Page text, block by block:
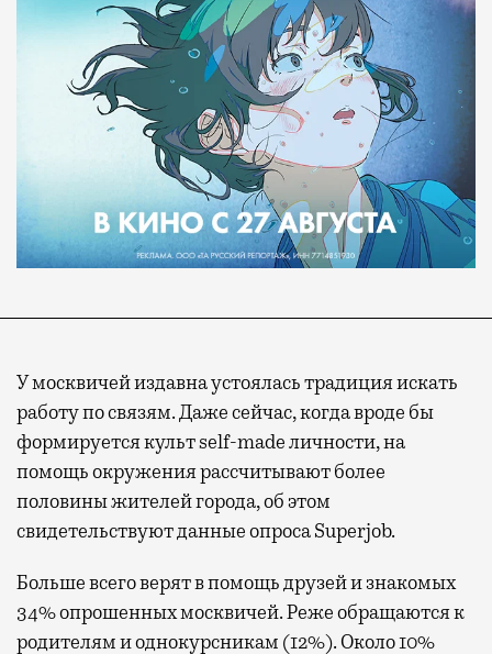
У москвичей издавна устоялась традиция искать
работу по связям. Даже сейчас, когда вроде бы
формируется культ self-made личности, на
помощь окружения рассчитывают более
половины жителей города, об этом
свидетельствуют данные опроса Superjob.
Больше всего верят в помощь друзей и знакомых
34% опрошенных москвичей. Реже обращаются к
родителям и однокурсникам (12%). Около 10%